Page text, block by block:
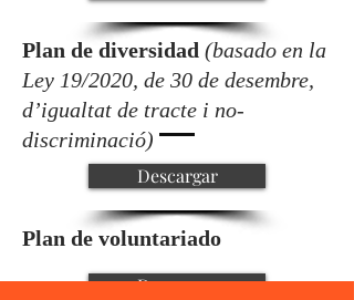
Plan de diversidad (basado en la
Ley 19/2020, de 30 de desembre,
d’igualtat de tracte i no-
discriminació)
Descargar
Plan de voluntariado
Descargar